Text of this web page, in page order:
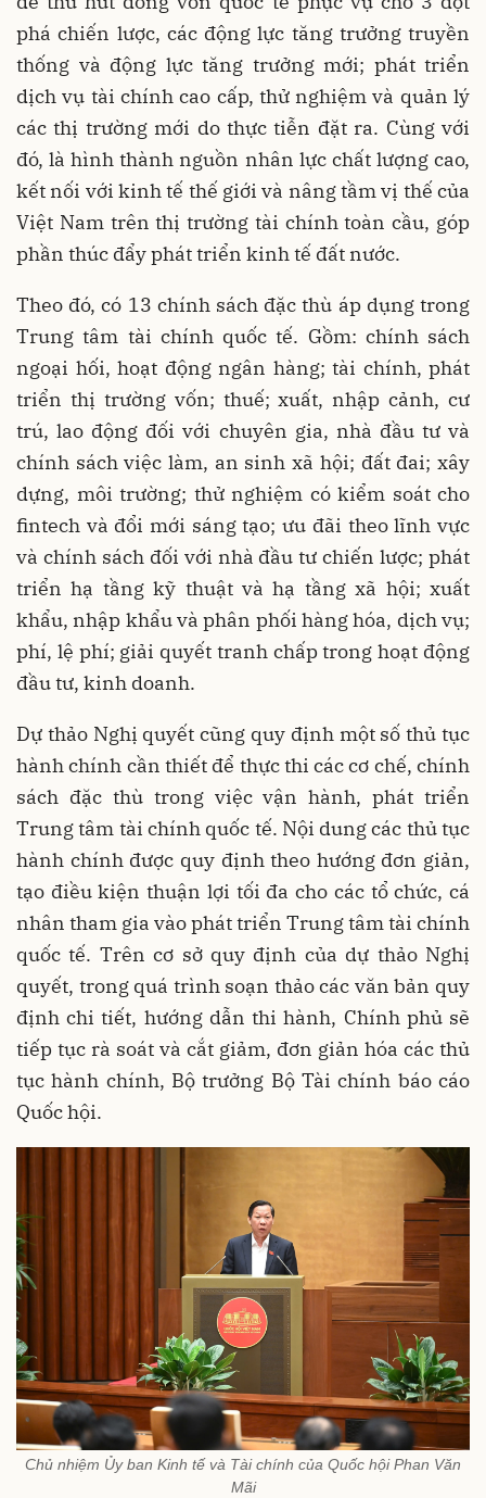
phá chiến lược, các động lực tăng trưởng truyền
thống và động lực tăng trưởng mới; phát triển
dịch vụ tài chính cao cấp, thử nghiệm và quản lý
các thị trường mới do thực tiễn đặt ra. Cùng với
đó, là hình thành nguồn nhân lực chất lượng cao,
kết nối với kinh tế thế giới và nâng tầm vị thế của
Việt Nam trên thị trường tài chính toàn cầu, góp
phần thúc đẩy phát triển kinh tế đất nước.
Theo đó, có 13 chính sách đặc thù áp dụng trong
Trung tâm tài chính quốc tế. Gồm: chính sách
ngoại hối, hoạt động ngân hàng; tài chính, phát
triển thị trường vốn; thuế; xuất, nhập cảnh, cư
trú, lao động đối với chuyên gia, nhà đầu tư và
chính sách việc làm, an sinh xã hội; đất đai; xây
dựng, môi trường; thử nghiệm có kiểm soát cho
fintech và đổi mới sáng tạo; ưu đãi theo lĩnh vực
và chính sách đối với nhà đầu tư chiến lược; phát
triển hạ tầng kỹ thuật và hạ tầng xã hội; xuất
khẩu, nhập khẩu và phân phối hàng hóa, dịch vụ;
phí, lệ phí; giải quyết tranh chấp trong hoạt động
đầu tư, kinh doanh.
Dự thảo Nghị quyết cũng quy định một số thủ tục
hành chính cần thiết để thực thi các cơ chế, chính
sách đặc thù trong việc vận hành, phát triển
Trung tâm tài chính quốc tế. Nội dung các thủ tục
hành chính được quy định theo hướng đơn giản,
tạo điều kiện thuận lợi tối đa cho các tổ chức, cá
nhân tham gia vào phát triển Trung tâm tài chính
quốc tế. Trên cơ sở quy định của dự thảo Nghị
quyết, trong quá trình soạn thảo các văn bản quy
định chi tiết, hướng dẫn thi hành, Chính phủ sẽ
tiếp tục rà soát và cắt giảm, đơn giản hóa các thủ
tục hành chính, Bộ trưởng Bộ Tài chính báo cáo
Quốc hội.
Chủ nhiệm Ủy ban Kinh tế và Tài chính của Quốc hội Phan Văn
Mãi